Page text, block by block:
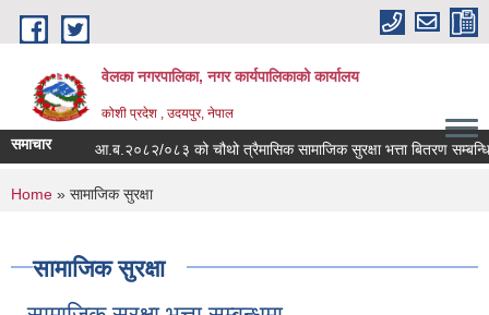
Skip to main content
वेलका नगरपालिका, नगर कार्यपालिकाको कार्यालय
कोशी प्रदेश , उदयपुर, नेपाल
समाचार आ.ब.२०८२/०८३ को चौथो त्रैमासिक सामाजिक सुरक्षा भत्ता बितरण सम्बन्धि
You are here
Home » सामाजिक सुरक्षा
सामाजिक सुरक्षा